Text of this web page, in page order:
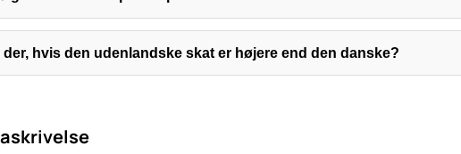
der, hvis den udenlandske skat er højere end den danske?